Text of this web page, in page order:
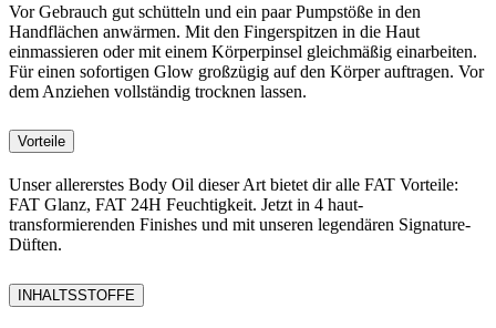
Vor Gebrauch gut schütteln und ein paar Pumpstöße in den
Handflächen anwärmen. Mit den Fingerspitzen in die Haut
einmassieren oder mit einem Körperpinsel gleichmäßig einarbeiten.
Für einen sofortigen Glow großzügig auf den Körper auftragen. Vor
dem Anziehen vollständig trocknen lassen.
Vorteile
Unser allererstes Body Oil dieser Art bietet dir alle FAT Vorteile:
FAT Glanz, FAT 24H Feuchtigkeit. Jetzt in 4 haut-
transformierenden Finishes und mit unseren legendären Signature-
Düften.
INHALTSSTOFFE